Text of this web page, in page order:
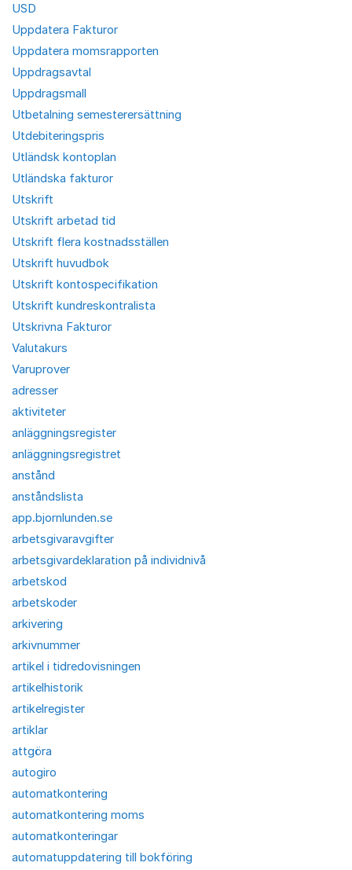
USD
Uppdatera Fakturor
Uppdatera momsrapporten
Uppdragsavtal
Uppdragsmall
Utbetalning semesterersättning
Utdebiteringspris
Utländsk kontoplan
Utländska fakturor
Utskrift
Utskrift arbetad tid
Utskrift flera kostnadsställen
Utskrift huvudbok
Utskrift kontospecifikation
Utskrift kundreskontralista
Utskrivna Fakturor
Valutakurs
Varuprover
adresser
aktiviteter
anläggningsregister
anläggningsregistret
anstånd
anståndslista
app.bjornlunden.se
arbetsgivaravgifter
arbetsgivardeklaration på individnivå
arbetskod
arbetskoder
arkivering
arkivnummer
artikel i tidredovisningen
artikelhistorik
artikelregister
artiklar
attgöra
autogiro
automatkontering
automatkontering moms
automatkonteringar
automatuppdatering till bokföring